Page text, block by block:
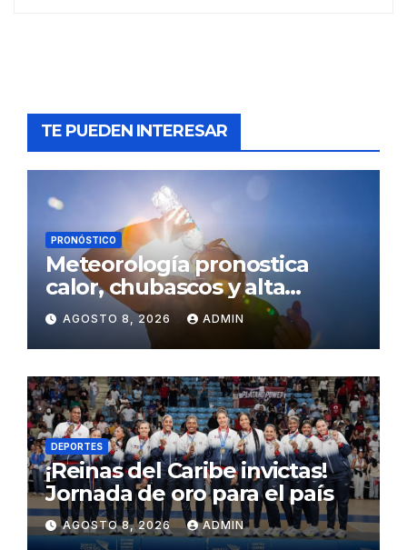
TE PUEDEN INTERESAR
PRONÓSTICO
Meteorología pronostica
calor, chubascos y alta
concentración de polvo del
Sahara para este sábado
AGOSTO 8, 2026 ADMIN
DEPORTES
¡Reinas del Caribe invictas!
Jornada de oro para el país
AGOSTO 8, 2026 ADMIN